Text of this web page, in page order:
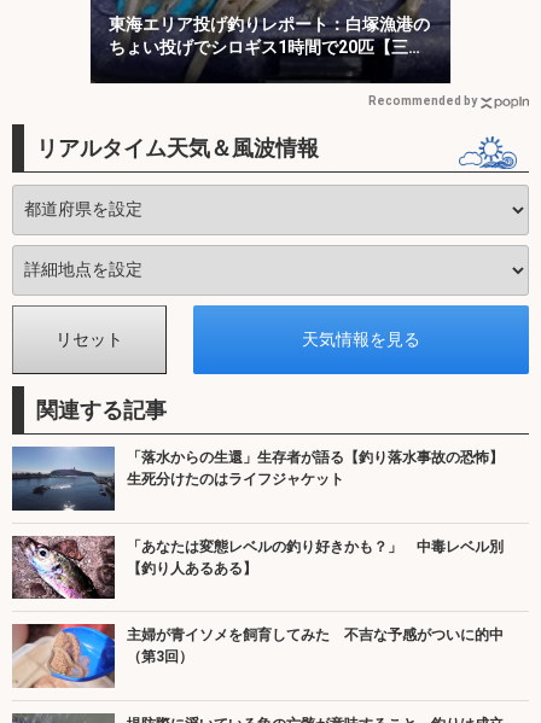
東海エリア投げ釣りレポート：白塚漁港の
ちょい投げでシロギス1時間で20匹【三
Recommended by
リアルタイム天気＆風波情報
関連する記事
「落水からの生還」生存者が語る【釣り落水事故の恐怖】
生死分けたのはライフジャケット
「あなたは変態レベルの釣り好きかも？」 中毒レベル別
【釣り人あるある】
主婦が青イソメを飼育してみた 不吉な予感がついに的中
（第3回）